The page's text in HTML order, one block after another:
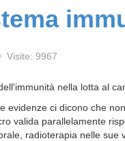
Visite: 9967
nella lotta al
evidenze ci dicono che
valida parallelamente
radioterapia nelle sue